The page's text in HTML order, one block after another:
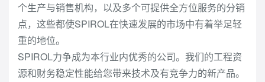
个生产与销售机构，以及多个可提供全方位服务的分销
点，这些都使SPIROL在快速发展的市场中有着举足轻
重的地位。
SPIROL力争成为本行业内优秀的公司。我们的工程资
源和财务稳定性能给您带来技术及有竞争力的新产品。